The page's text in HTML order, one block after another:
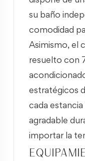
su baño
comodidad
Asimismo, el
resuelto con
estratégicos
cada
agradable
importar la